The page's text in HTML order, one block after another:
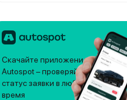
Скачайте приложение
Autospot – проверяйте
статус заявки в любое
время